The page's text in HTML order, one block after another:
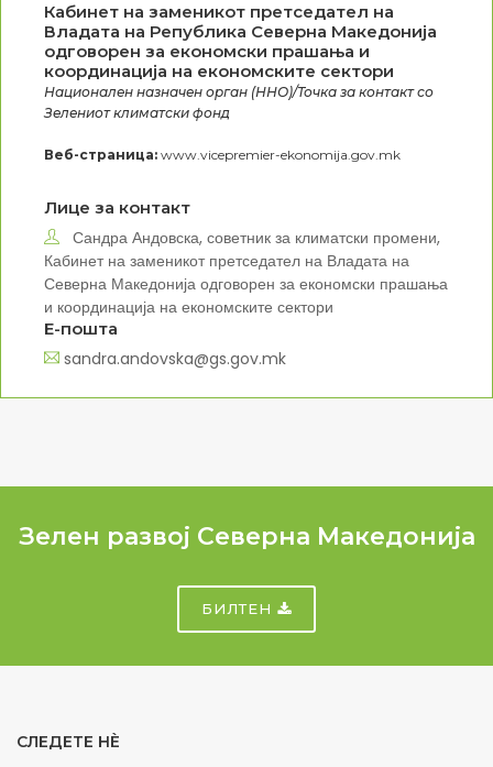
Кабинет на заменикот претседател на
Владата на Република Северна Македонија
одговорен за економски прашања и
координација на економските сектори
Национален назначен орган (ННО)/Точка за контакт со
Зелениот климатски фонд
Веб-страница: www.vicepremier-ekonomija.gov.mk
Лицe за контакт
Сандра Андовска, советник за климатски промени,
Кабинет на заменикот претседател на Владата на
Северна Македонија одговорен за економски прашања
и координација на економските сектори
Е-пошта
sandra.andovska@gs.gov.mk
Зелен развој Северна Македонија
БИЛТЕН
СЛЕДЕТЕ НÈ